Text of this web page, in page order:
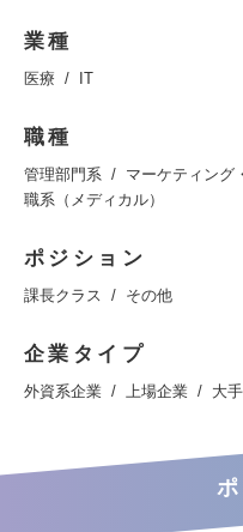
業種
医療 IT
職種
管理部門系 マーケティング
職系（メディカル）
ポジション
課長クラス その他
企業タイプ
外資系企業 上場企業 大